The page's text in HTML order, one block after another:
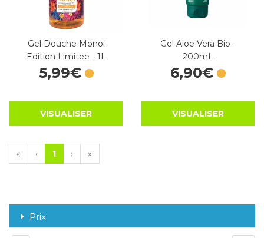
Gel Douche Monoi
Edition Limitee - 1L
5,99€
VISUALISER
Gel Aloe Vera Bio -
200mL
6,90€
VISUALISER
« ‹ 1 › »
Prix